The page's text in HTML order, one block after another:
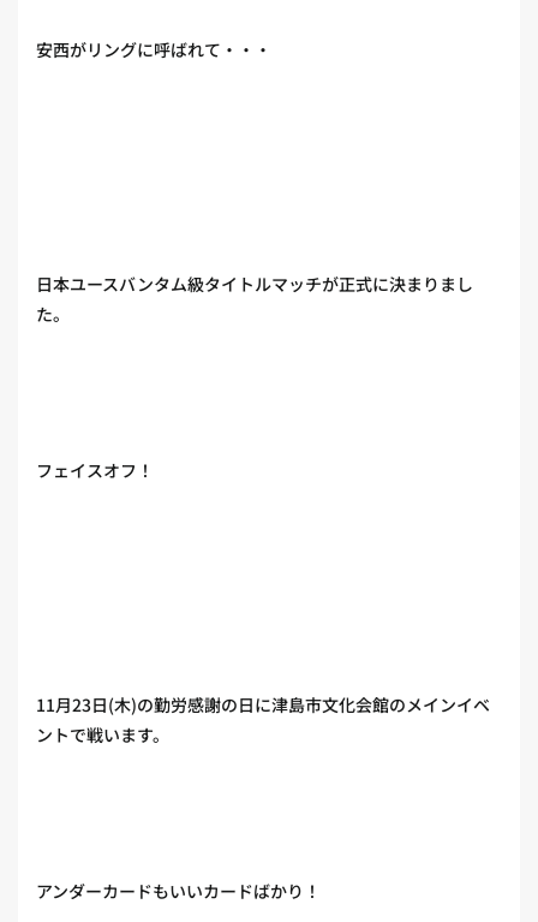
安西がリングに呼ばれて・・・
日本ユースバンタム級タイトルマッチが正式に決まりまし
た。
フェイスオフ！
11月23日(木)の勤労感謝の日に津島市文化会館のメインイベ
ントで戦います。
アンダーカードもいいカードばかり！